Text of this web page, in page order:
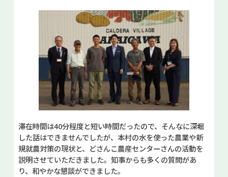
滞在時間は40分程度と短い時間だったので、そんなに深堀
した話はできませんでしたが、本村の水を使った農業や新
規就農対策の現状と、どさんこ農産センターさんの活動を
説明させていただきました。知事からも多くの質問があ
り、和やかな懇談ができました。